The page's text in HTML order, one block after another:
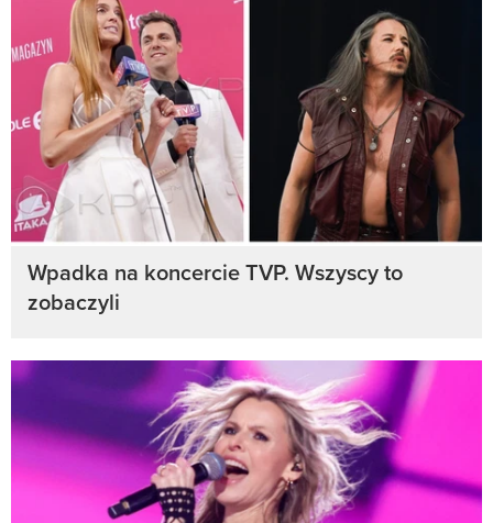
Wpadka na koncercie TVP. Wszyscy to
zobaczyli